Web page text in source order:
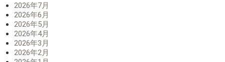
2026年7月
2026年6月
2026年5月
2026年4月
2026年3月
2026年2月